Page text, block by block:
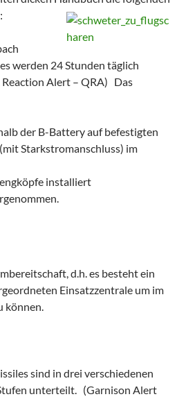
werden 24 Stunden täglich
Alert – QRA) Das
der B-Battery auf befestigten
Starkstromanschluss) im
installiert
d.h. es besteht ein
Einsatzzentrale um im
können.
sind in drei verschiedenen
unterteilt. (Garnison Alert